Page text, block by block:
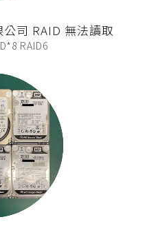
司 RAID 無法讀取
RAID6